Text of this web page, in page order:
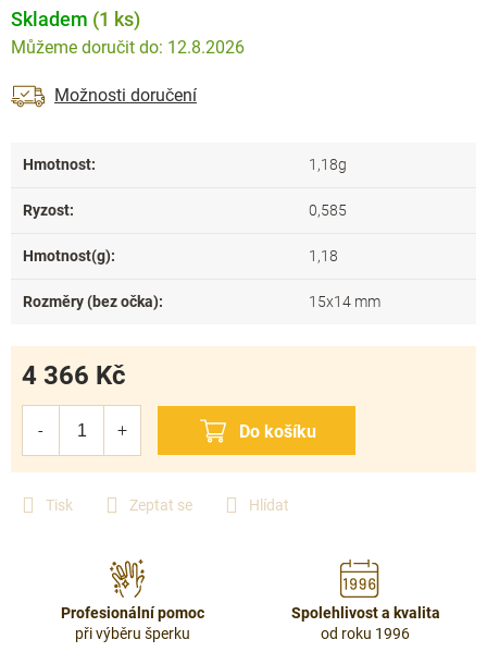
Tisk Zeptat se Hlídat
Skladem (1 ks)
12.8.2026
Možnosti doručení
4 366 Kč
Hmotnost: 1,18g
Ryzost: 0,585
Hmotnost(g): 1,18
Rozměry (bez očka): 15x14 mm
Profesionální pomoc
při výběru šperku
Spolehlivost a kvalita
od roku 1996